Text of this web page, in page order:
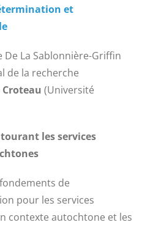
et
De La Sablonnière-Griffin
de la recherche
(Université
les services
de
pour les services
contexte autochtone et les